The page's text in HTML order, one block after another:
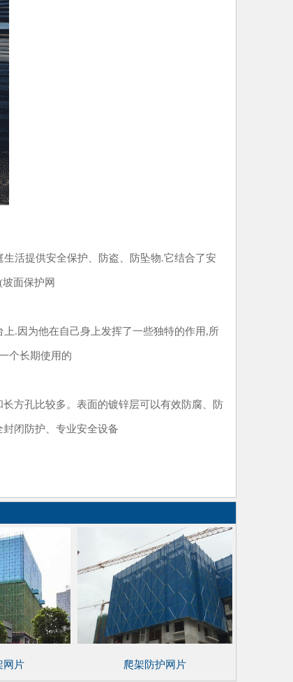
活提供安全保护、防盗、防坠物.它结合了安
面保护网
.因为他在自己身上发挥了一些独特的作用,所
个长期使用的
方孔比较多。表面的镀锌层可以有效防腐、防
闭防护、专业安全设备
网片 爬架防护网片